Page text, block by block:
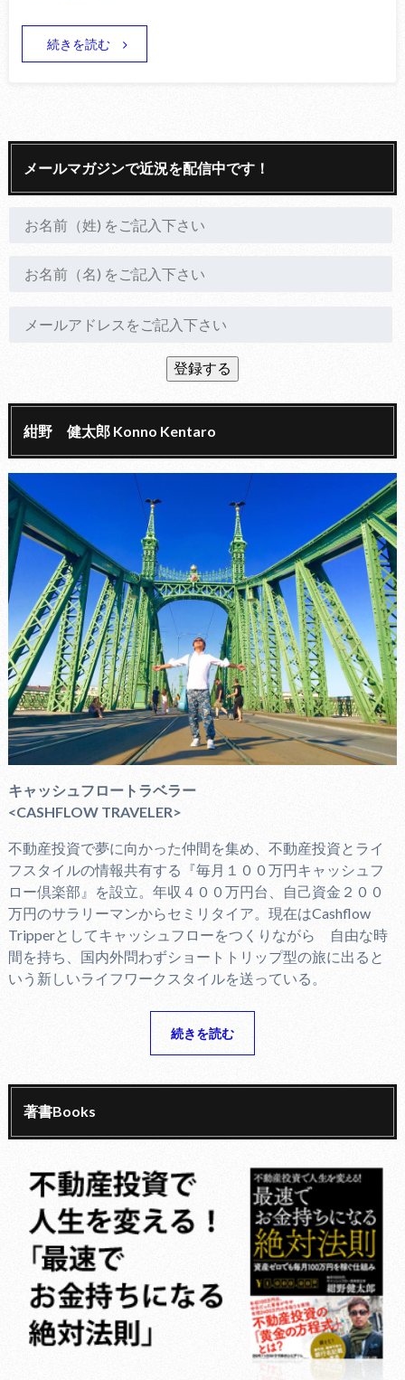
続きを読む
メールマガジンで近況を配信中です！
紺野 健太郎 Konno Kentaro
キャッシュフロートラベラー
<CASHFLOW TRAVELER>
不動産投資で夢に向かった仲間を集め、不動産投資とライ
フスタイルの情報共有する『毎月１００万円キャッシュフ
ロー倶楽部』を設立。年収４００万円台、自己資金２００
万円のサラリーマンからセミリタイア。現在はCashflow
Tripperとしてキャッシュフローをつくりながら 自由な時
間を持ち、国内外問わずショートトリップ型の旅に出ると
いう新しいライフワークスタイルを送っている。
続きを読む
著書Books